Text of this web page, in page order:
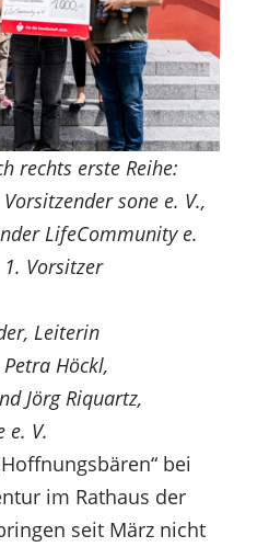
rechts erste Reihe:
sone e. V.,
LifeCommunity e.
Vorsitzer
Leiterin
Höckl,
Jörg Riquartz,
e. V.
bei
im Rathaus der
seit März nicht